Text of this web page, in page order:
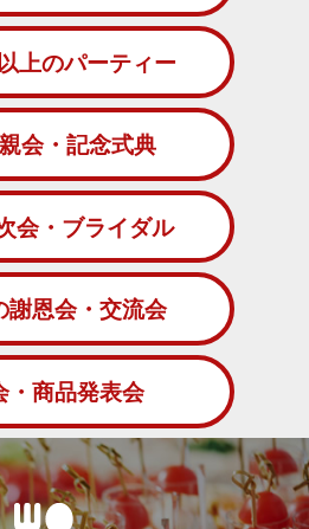
上のパーティー
会・記念式典
会・ブライダル
謝恩会・交流会
・商品発表会